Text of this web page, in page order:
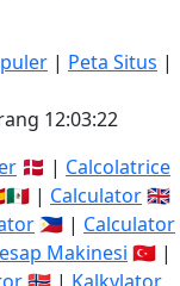
| Peta Situs |
12:03:22
🇩🇰 | Calcolatrice
| Calculator🇬🇧
🇵🇭 | Calculator
Makinesi 🇹🇷 |